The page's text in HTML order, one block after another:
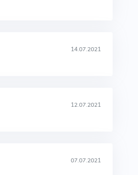
14.07.2021
12.07.2021
07.07.2021